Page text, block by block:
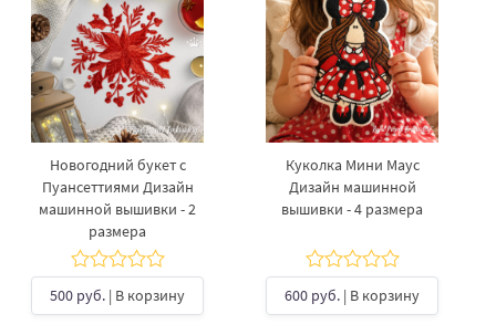
Новогодний букет с
Пуансеттиями Дизайн
машинной вышивки - 2
размера
500 руб. | В корзину
Куколка Мини Маус
Дизайн машинной
вышивки - 4 размера
600 руб. | В корзину